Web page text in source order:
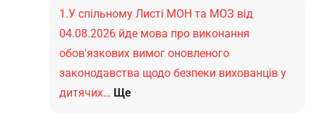
1.У спільному Листі МОН та МОЗ від
04.08.2026 йде мова про виконання
обов'язкових вимог оновленого
законодавства щодо безпеки вихованців у
дитячих… Ще